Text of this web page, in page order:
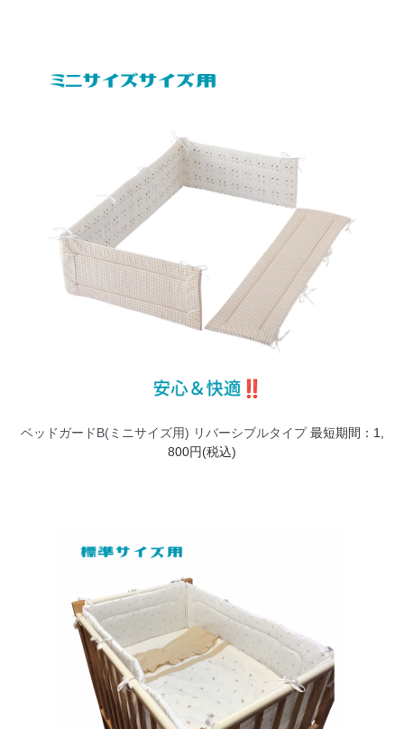
ベッドガードB(ミニサイズ用) リバーシブルタイプ 最短期間：1,
800円(税込)